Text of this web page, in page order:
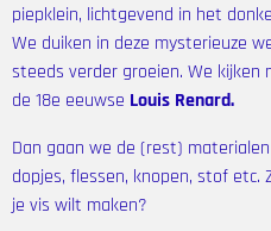
piepklein, lichtgevend in het
We duiken in deze mysterieuze
steeds verder groeien. We kijken
de 18e eeuwse Louis Renard.
Dan gaan we de (rest)
dopjes, flessen, knopen, stof
je vis wilt maken?